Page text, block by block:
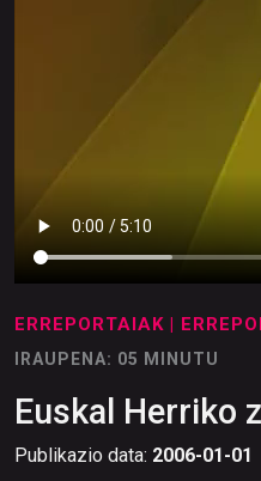
ERREPORTAIAK |
IRAUPENA: 05 MINUTU
Euskal Herriko
Publikazio data: 2006-01-01